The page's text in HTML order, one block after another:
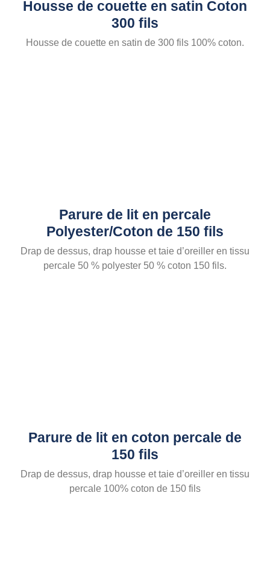
Housse de couette en satin Coton
300 fils
Housse de couette en satin de 300 fils 100% coton.
Parure de lit en percale
Polyester/Coton de 150 fils
Drap de dessus, drap housse et taie d’oreiller en tissu
percale 50 % polyester 50 % coton 150 fils.
Parure de lit en coton percale de
150 fils
Drap de dessus, drap housse et taie d’oreiller en tissu
percale 100% coton de 150 fils